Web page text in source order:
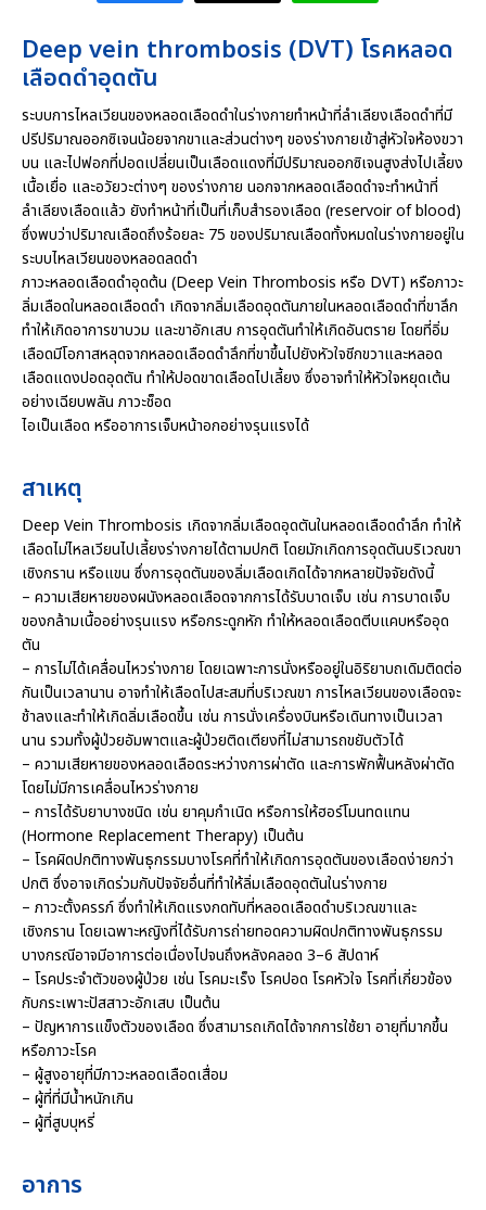
Deep vein thrombosis (DVT) โรคหลอด
เลือดดำอุดตัน
ระบบการไหลเวียนของหลอดเลือดดำในร่างกายทำหน้าที่ลำเลียงเลือดดำที่มี
ปรีปริมาณออกซิเจนน้อยจากขาและส่วนต่างๆ ของร่างกายเข้าสู่หัวใจห้องขวา
บน และไปฟอกที่ปอดเปลี่ยนเป็นเลือดแดงที่มีปริมาณออกซิเจนสูงส่งไปเลี้ยง
เนื้อเยื่อ และอวัยวะต่างๆ ของร่างกาย นอกจากหลอดเลือดดำจะทำหน้าที่
ลำเลียงเลือดแล้ว ยังทำหน้าที่เป็นที่เก็บสำรองเลือด (reservoir of blood)
ซึ่งพบว่าปริมาณเลือดถึงร้อยละ 75 ของปริมาณเลือดทั้งหมดในร่างกายอยู่ใน
ระบบไหลเวียนของหลอดลดดำ
ภาวะหลอดเลือดดำอุดต้น (Deep Vein Thrombosis หรือ DVT) หรือภาวะ
ลิ่มเลือดในหลอดเลือดดำ เกิดจากลิ่มเลือดอุดตันภายในหลอดเลือดดำที่ขาลึก
ทำให้เกิดอาการขาบวม และขาอักเสบ การอุดตันทำให้เกิดอันตราย โดยที่อิ่ม
เลือดมีโอกาสหลุดจากหลอดเลือดดำลึกที่ขาขึ้นไปยังหัวใจชีกขวาและหลอด
เลือดแดงปอดอุดตัน ทำให้ปอดขาดเลือดไปเลี้ยง ซึ่งอาจทำให้หัวใจหยุดเต้น
อย่างเฉียบพลัน ภาวะช็อด
ไอเป็นเลือด หรืออาการเจ็บหน้าอกอย่างรุนแรงได้
สาเหตุ
Deep Vein Thrombosis เกิดจากลิ่มเลือดอุดตันในหลอดเลือดดำลึก ทำให้
เลือดไม่ไหลเวียนไปเลี้ยงร่างกายได้ตามปกติ โดยมักเกิดการอุดตันบริเวณขา
เชิงกราน หรือแขน ซึ่งการอุดตันของลิ่มเลือดเกิดได้จากหลายปัจจัยดังนี้
– ความเสียหายของผนังหลอดเลือดจากการได้รับบาดเจ็บ เช่น การบาดเจ็บ
ของกล้ามเนื้ออย่างรุนแรง หรือกระดูกหัก ทำให้หลอดเลือดตีบแคบหรืออุด
ตัน
– การไม่ได้เคลื่อนไหวร่างกาย โดยเฉพาะการนั่งหรืออยู่ในอิริยาบถเดิมติดต่อ
กันเป็นเวลานาน อาจทำให้เลือดไปสะสมที่บริเวณขา การไหลเวียนของเลือดจะ
ช้าลงและทำให้เกิดลิ่มเลือดขึ้น เช่น การนั่งเครื่องบินหรือเดินทางเป็นเวลา
นาน รวมทั้งผู้ป่วยอัมพาตและผู้ป่วยติดเตียงที่ไม่สามารถขยับตัวได้
– ความเสียหายของหลอดเลือดระหว่างการผ่าตัด และการพักฟื้นหลังผ่าตัด
โดยไม่มีการเคลื่อนไหวร่างกาย
– การได้รับยาบางชนิด เช่น ยาคุมกำเนิด หรือการให้ฮอร์โมนทดแทน
(Hormone Replacement Therapy) เป็นต้น
– โรคผิดปกติทางพันธุกรรมบางโรคที่ทำให้เกิดการอุดตันของเลือดง่ายกว่า
ปกติ ซึ่งอาจเกิดร่วมกับปัจจัยอื่นที่ทำให้ลิ่มเลือดอุดตันในร่างกาย
– ภาวะตั้งครรภ์ ซึ่งทำให้เกิดแรงกดทับที่หลอดเลือดดำบริเวณขาและ
เชิงกราน โดยเฉพาะหญิงที่ได้รับการถ่ายทอดความผิดปกติทางพันธุกรรม
บางกรณีอาจมีอาการต่อเนื่องไปจนถึงหลังคลอด 3–6 สัปดาห์
– โรคประจำตัวของผู้ป่วย เช่น โรคมะเร็ง โรคปอด โรคหัวใจ โรคที่เกี่ยวข้อง
กับกระเพาะปัสสาวะอักเสบ เป็นต้น
– ปัญหาการแข็งตัวของเลือด ซึ่งสามารถเกิดได้จากการใช้ยา อายุที่มากขึ้น
หรือภาวะโรค
– ผู้สูงอายุที่มีภาวะหลอดเลือดเสื่อม
– ผู้ที่ที่มีน้ำหนักเกิน
– ผู้ที่สูบบุหรี่
อาการ